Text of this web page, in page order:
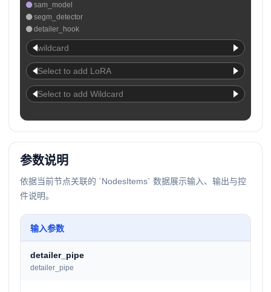
sam_model
segm_detector
detailer_hook
wildcard
Select to add LoRA
Select to add Wildcard
参数说明
依据当前节点关联的 `NodesItems` 数据展示输入、输出与控
件说明。
输入参数
detailer_pipe
detailer_pipe